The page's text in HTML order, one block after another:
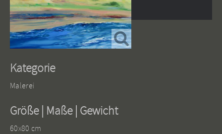
Kategorie
Malerei
Größe | Maße | Gewicht
60x80 cm